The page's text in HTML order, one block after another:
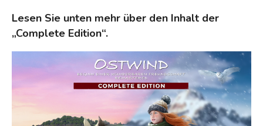
Lesen Sie unten mehr über den Inhalt der
„Complete Edition“.